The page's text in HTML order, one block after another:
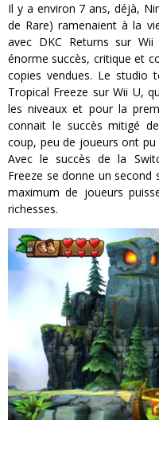
Il y a environ 7 ans, déjà,
de Rare) ramenaient à la
avec DKC Returns sur
énorme succès, critique et
copies vendues. Le studio
Tropical Freeze sur Wii U,
les niveaux et pour la
connait le succès mitigé
coup, peu de joueurs ont
Avec le succès de la
Freeze se donne un second
maximum de joueurs
richesses.